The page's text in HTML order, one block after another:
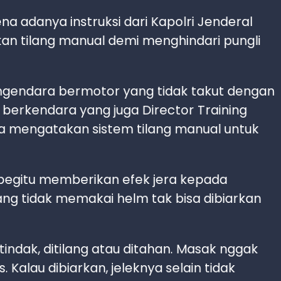
adanya instruksi dari Kapolri Jenderal
tilang manual demi menghindari pungli
bermotor yang tidak takut dengan
yang juga Director Training
mengatakan sistem tilang manual untuk
memberikan efek jera kepada
tidak memakai helm tak bisa dibiarkan
ditilang atau ditahan. Masak nggak
Kalau dibiarkan, jeleknya selain tidak